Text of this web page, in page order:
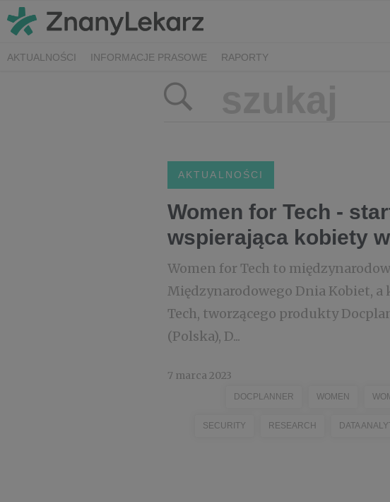
AKTUALNOŚCI INFORMACJE PRASOWE RAPORTY
AKTUALNOŚCI
Women for Tech -
wspierająca kobiety
Women for Tech to
Międzynarodowego Dnia Kobiet, a
Tech, tworzącego produkty
(Polska), D...
7 marca 2023
DOCPLANNER WOMEN
SECURITY RESEARCH DATA